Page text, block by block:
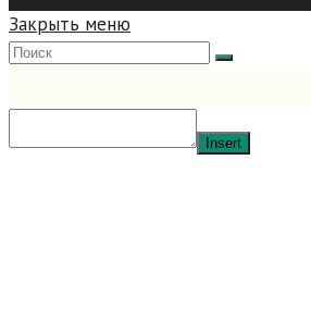
Закрыть меню
Insert